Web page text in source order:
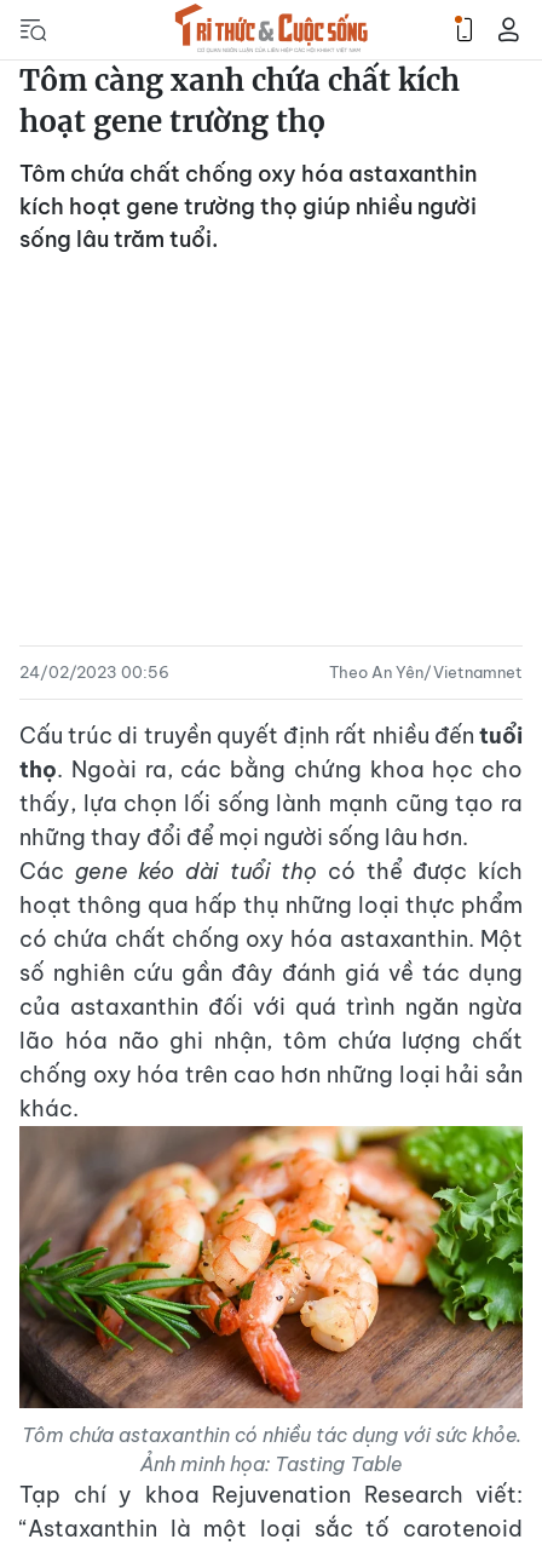
Tôm càng xanh chứa chất kích
hoạt gene trường thọ
Tôm chứa chất chống oxy hóa astaxanthin
kích hoạt gene trường thọ giúp nhiều người
sống lâu trăm tuổi.
24/02/2023 00:56 Theo An Yên/Vietnamnet
Cấu trúc di truyền quyết định rất nhiều đến tuổi
thọ. Ngoài ra, các bằng chứng khoa học cho
thấy, lựa chọn lối sống lành mạnh cũng tạo ra
những thay đổi để mọi người sống lâu hơn.
Các gene kéo dài tuổi thọ có thể được kích
hoạt thông qua hấp thụ những loại thực phẩm
có chứa chất chống oxy hóa astaxanthin. Một
số nghiên cứu gần đây đánh giá về tác dụng
của astaxanthin đối với quá trình ngăn ngừa
lão hóa não ghi nhận, tôm chứa lượng chất
chống oxy hóa trên cao hơn những loại hải sản
khác.
Tôm chứa astaxanthin có nhiều tác dụng với sức khỏe.
Ảnh minh họa: Tasting Table
Tạp chí y khoa Rejuvenation Research viết:
“Astaxanthin là một loại sắc tố carotenoid